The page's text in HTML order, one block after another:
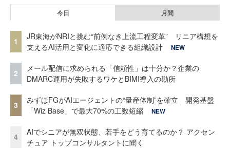
今日 月間
1
JR東海がNRIと挑む“前例なき上流工程変革” リニア構想を
支えるAI活用と変化に適応できる組織設計
NEW
2
メール配信に求められる「信頼性」は十分か？企業の
DMARC運用が失敗するワケとBIMI導入の勘所
3
みずほFGがAIエージェントの“量産体制”を確立 開発基盤
「Wiz Base」で最大70%の工数短縮
NEW
4
AIでシニアが無双状態、若手をどう育てるのか？ アクセン
チュア トップコンサルタントに聞く